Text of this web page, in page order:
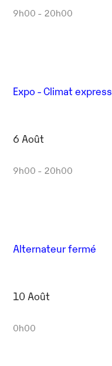
9h00 - 20h00
Expo - Climat express
6 Août
9h00 - 20h00
Alternateur fermé
10 Août
0h00